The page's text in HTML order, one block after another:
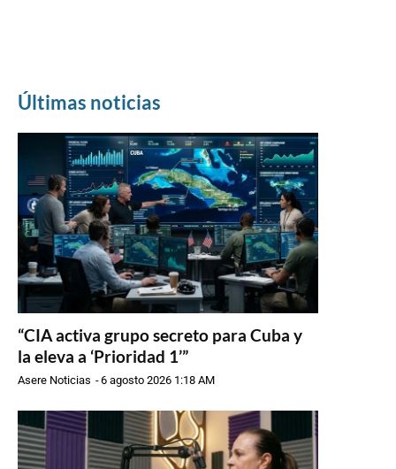
Últimas noticias
“CIA activa grupo secreto para Cuba y
la eleva a ‘Prioridad 1’”
Asere Noticias -6 agosto 2026 1:18 AM